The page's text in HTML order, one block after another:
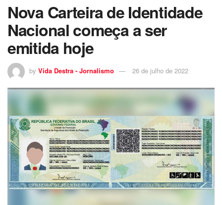
Nova Carteira de Identidade
Nacional começa a ser
emitida hoje
by Vida Destra - Jornalismo 26 de julho de 2022